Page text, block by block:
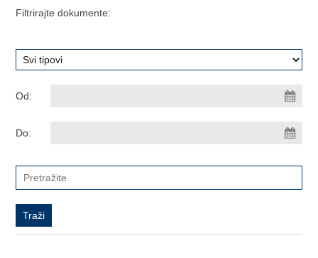
Filtrirajte dokumente:
Od:
Do: